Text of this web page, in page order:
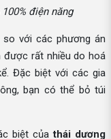
điện năng
với các phương án
được rất nhiều do hoá
Đặc biệt với các gia
bạn có thể bỏ túi
biệt củathái dương